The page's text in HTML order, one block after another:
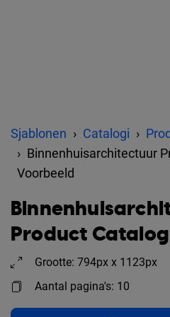
Sjablonen Catalogi
Binnenhuisarchitectuur
Voorbeeld
Product
Grootte: 794px x 1123px
Aantal pagina's: 10